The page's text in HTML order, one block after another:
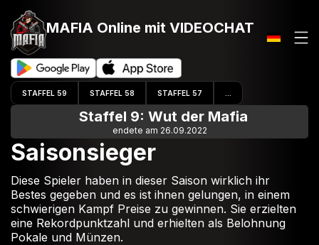
MAFIA Online mit VIDEOCHAT
STAFFEL 59 STAFFEL 58 STAFFEL 57
Staffel 9: Wut der Mafia
endete am 26.09.2022
Saisonsieger
Diese Spieler haben in dieser Saison wirklich ihr
Bestes gegeben und es ist ihnen gelungen, in einem
schwierigen Kampf Preise zu gewinnen. Sie erzielten
eine Rekordpunktzahl und erhielten als Belohnung
Pokale und Münzen.